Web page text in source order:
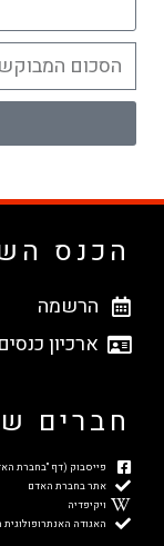
הכנס
הרשמה
ארכיון
חברים
פייסבוק (דף "בחברת
אתר בחברת האדם
ויקיפדיה
האגודה